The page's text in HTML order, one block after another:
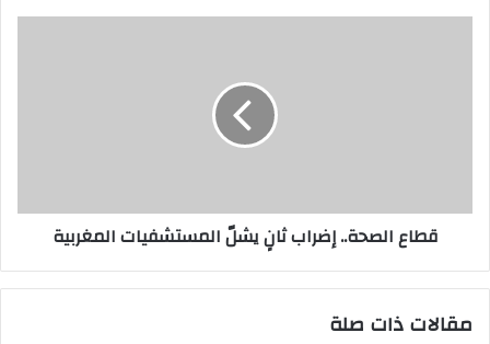
قطاع الصحة.. إضراب ثانٍ يشلّ المستشفيات المغربية
مقالات ذات صلة